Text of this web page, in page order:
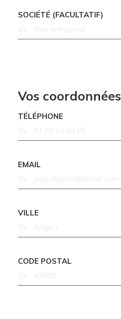
SOCIÉTÉ (FACULTATIF)
Vos coordonnées
TÉLÉPHONE
EMAIL
VILLE
CODE POSTAL